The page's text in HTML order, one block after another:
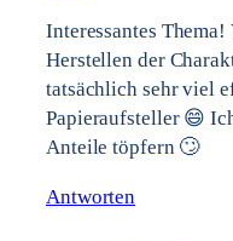
Interessantes
Herstellen der
tatsächlich sehr viel
Papieraufsteller 😄
Anteile töpfern 🙄
Antworten